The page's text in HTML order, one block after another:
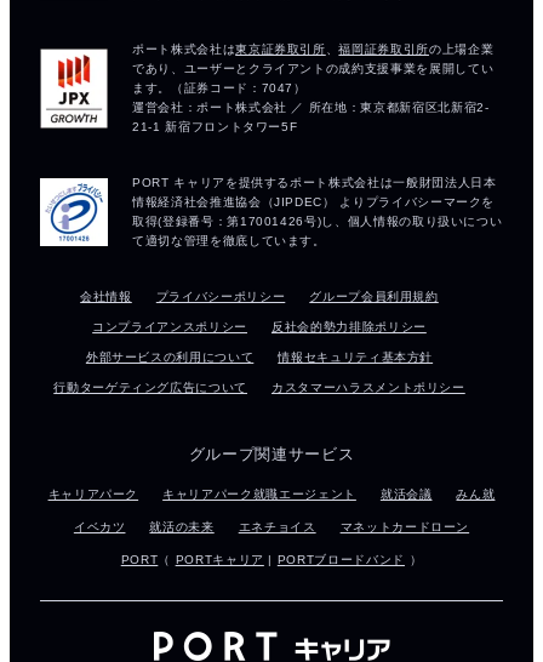
会社情報 プライバシーポリシー グループ会員利用規約
コンプライアンスポリシー 反社会的勢力排除ポリシー
外部サービスの利用について 情報セキュリティ基本方針
行動ターゲティング広告について カスタマーハラスメントポリシー